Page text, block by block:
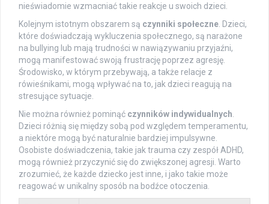
nieświadomie wzmacniać takie reakcje u swoich dzieci.
Kolejnym istotnym obszarem są czynniki społeczne. Dzieci,
które doświadczają wykluczenia społecznego, są narażone
na bullying lub mają trudności w nawiązywaniu przyjaźni,
mogą manifestować swoją frustrację poprzez agresję.
Środowisko, w którym przebywają, a także relacje z
rówieśnikami, mogą wpływać na to, jak dzieci reagują na
stresujące sytuacje.
Nie można również pominąć czynników indywidualnych.
Dzieci różnią się między sobą pod względem temperamentu,
a niektóre mogą być naturalnie bardziej impulsywne.
Osobiste doświadczenia, takie jak trauma czy zespół ADHD,
mogą również przyczynić się do zwiększonej agresji. Warto
zrozumieć, że każde dziecko jest inne, i jako takie może
reagować w unikalny sposób na bodźce otoczenia.